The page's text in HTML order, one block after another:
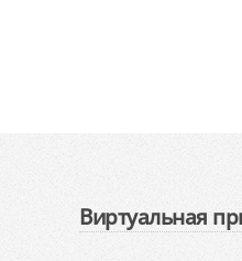
Виртуальная